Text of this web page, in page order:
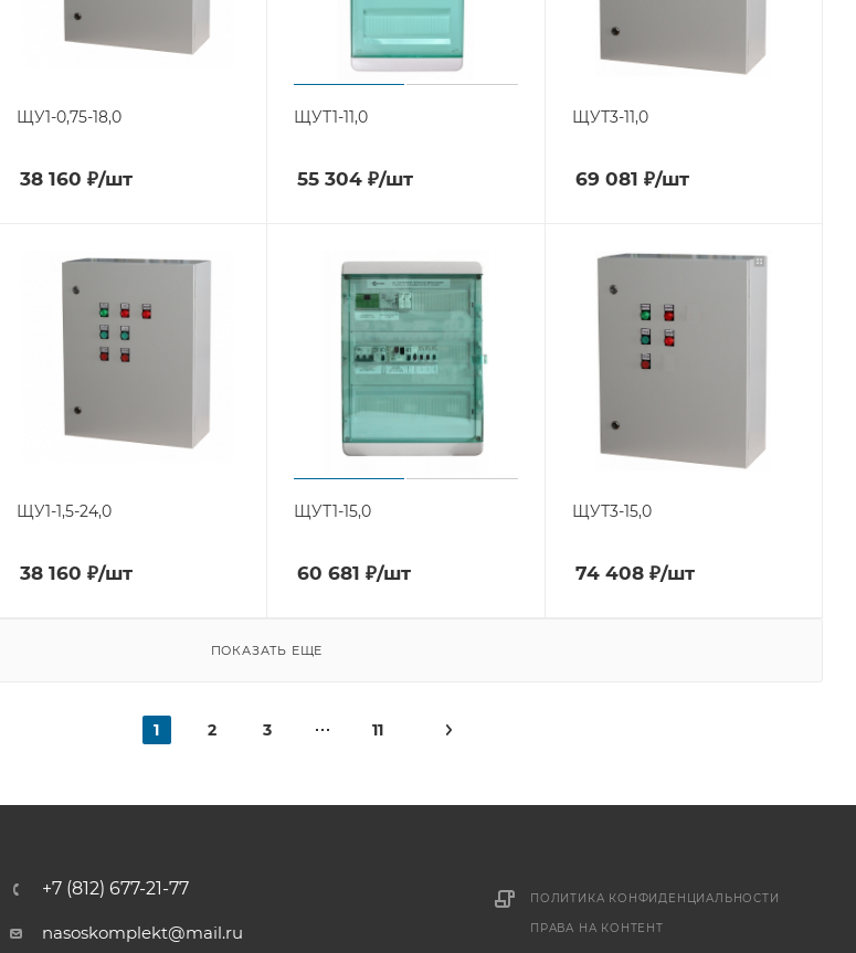
ЩУ1-0,75-18,0
38 160 ₽/шт
ЩУТ1-11,0
55 304 ₽/шт
ЩУТ3-11,0
69 081 ₽/шт
ЩУ1-1,5-24,0
38 160 ₽/шт
ЩУТ1-15,0
60 681 ₽/шт
ЩУТ3-15,0
74 408₽/шт
ПОКАЗАТЬ ЕЩЕ
1 2 3 11
+7 (812) 677-21-77
nasoskomplekt@mail.ru
ПОЛИТИКА КОНФИДЕНЦИАЛЬНОСТИ
ПРАВА НА КОНТЕНТ